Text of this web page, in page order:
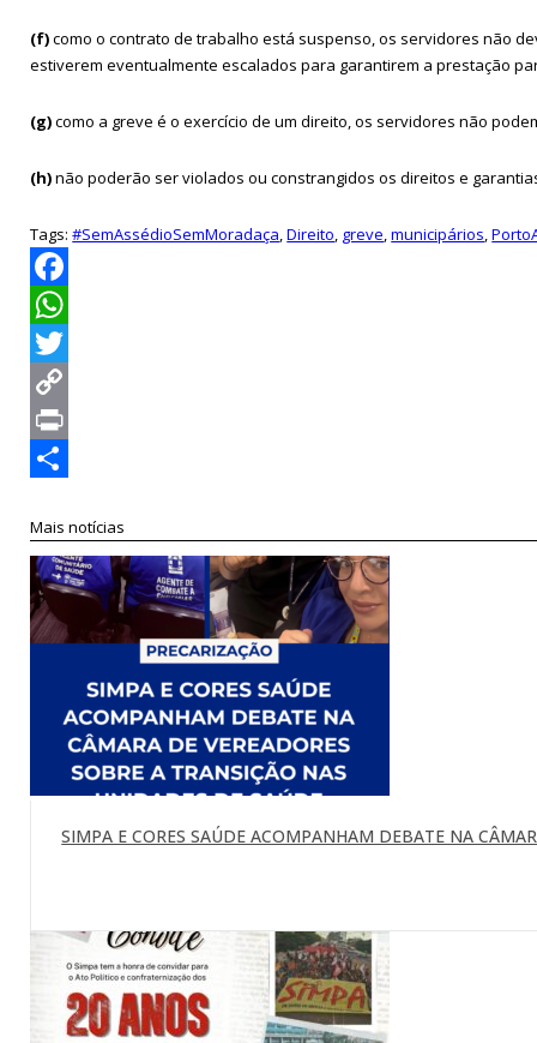
(f)como o contrato de trabalho está suspenso, os servidores não
estiverem eventualmente escalados para garantirem a prestação
(g)como a greve é o exercício de um direito, os servidores não
(h)não poderão ser violados ou constrangidos os direitos e
Tags:#SemAssédioSemMoradaça,Direito, greve,municipários,
Facebook
WhatsApp
Twitter
Copy
Link
Print
Mais notícias
SIMPA E CORES SAÚDE ACOMPANHAM DEBATE NA